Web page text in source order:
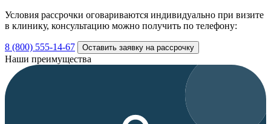
Условия рассрочки оговариваются индивидуально при визите
в клинику, консультацию можно получить по телефону:
8 (800) 555-14-67 Оставить заявку на рассрочку
Наши преимущества